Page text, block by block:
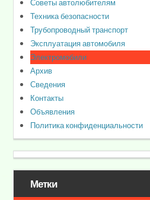
Техника безопасности
Трубопроводный транспорт
Эксплуатация автомобиля
Электромобили
Архив
Сведения
Контакты
Объявления
Политика конфиденциальности
Метки